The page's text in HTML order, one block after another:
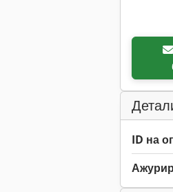
ID на